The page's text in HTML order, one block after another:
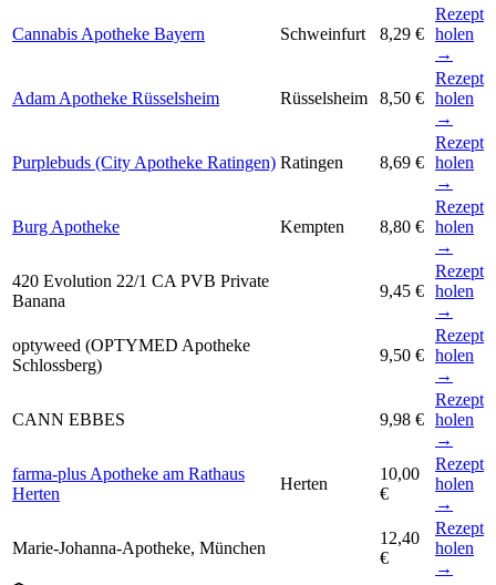
Cannabis Apotheke Bayern Schweinfurt 8,29 €
Rezept
holen
→
Adam Apotheke Rüsselsheim Rüsselsheim 8,50 €
Rezept
holen
→
Purplebuds (City Apotheke Ratingen) Ratingen 8,69 €
Rezept
holen
→
Burg Apotheke Kempten 8,80 €
Rezept
holen
→
420 Evolution 22/1 CA PVB Private
Banana
9,45 €
Rezept
holen
→
optyweed (OPTYMED Apotheke
Schlossberg)
9,50 €
Rezept
holen
→
CANN EBBES 9,98 €
Rezept
holen
→
farma-plus Apotheke am Rathaus
Herten
Herten
10,00
€
Rezept
holen
→
Marie-Johanna-Apotheke, München
12,40
€
Rezept
holen
→